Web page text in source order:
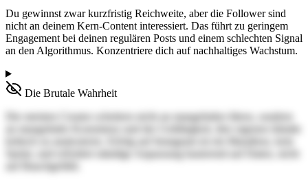
Du gewinnst zwar kurzfristig Reichweite, aber die Follower sind
nicht an deinem Kern-Content interessiert. Das führt zu geringem
Engagement bei deinen regulären Posts und einem schlechten Signal
an den Algorithmus. Konzentriere dich auf nachhaltiges Wachstum.
Die Brutale Wahrheit
Die meisten Creator scheitern nicht an mangelnden Ideen, sondern